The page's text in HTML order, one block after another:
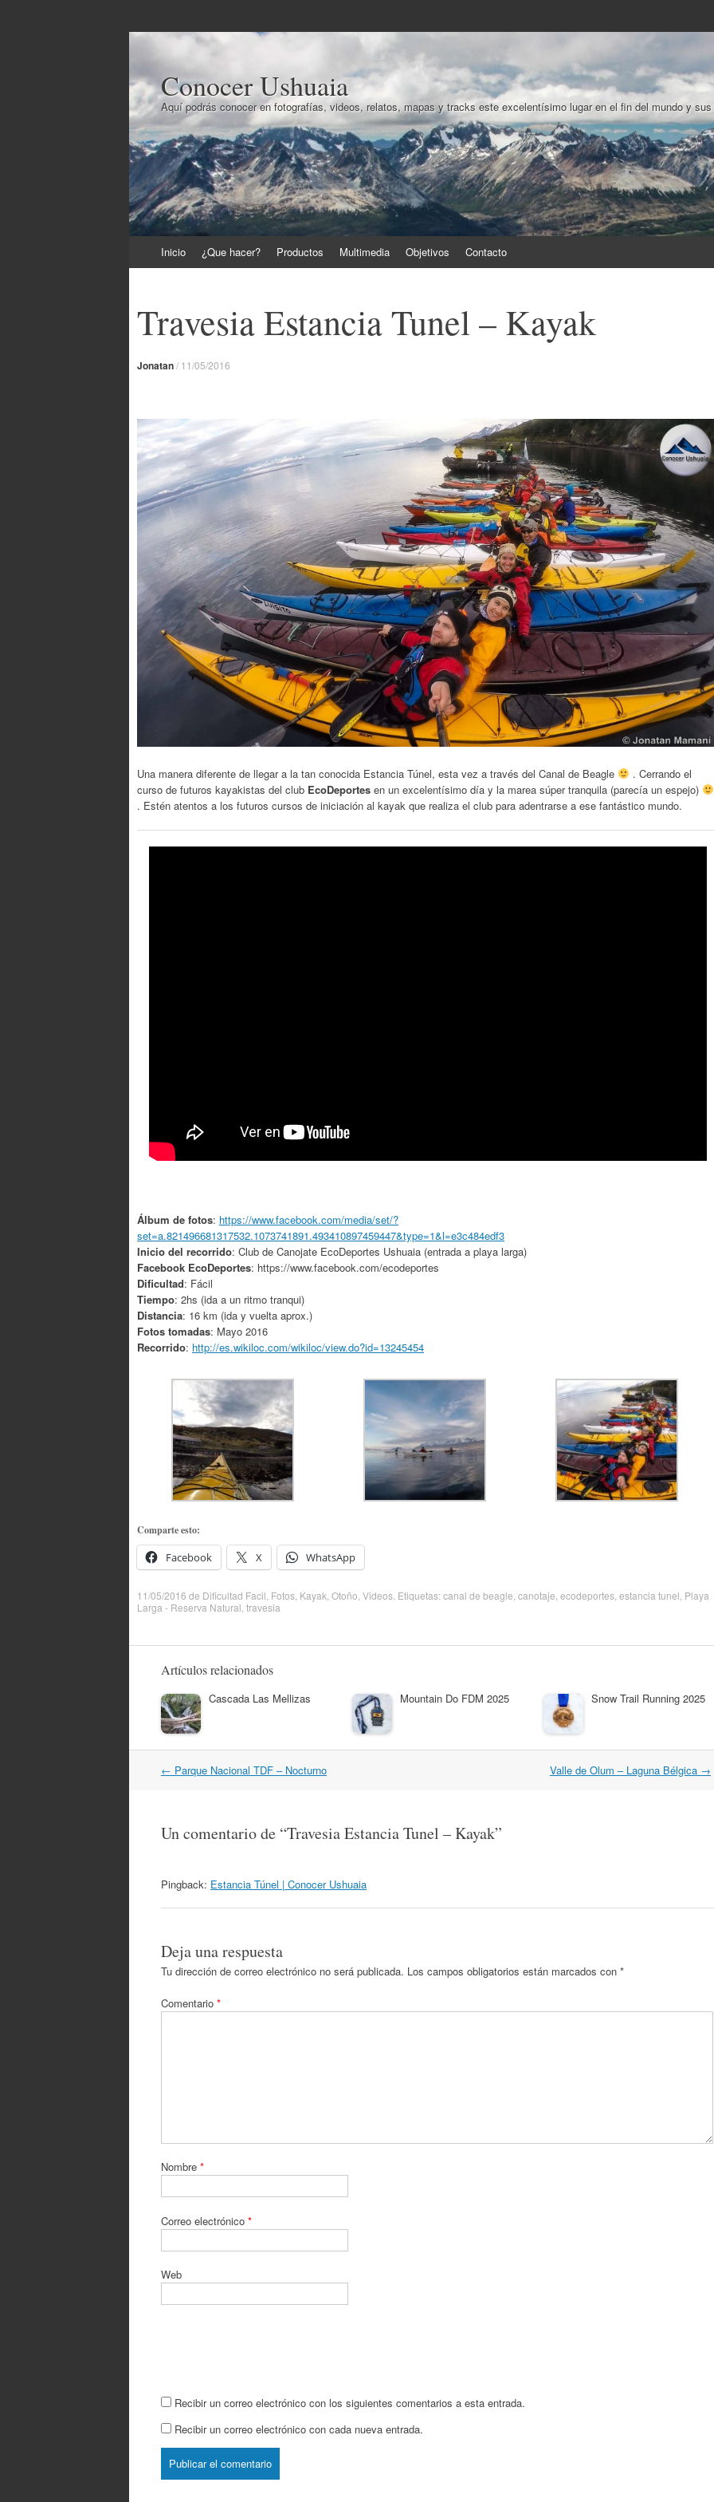
Conocer Ushuaia
Aquí podrás conocer en fotografías, videos, relatos, mapas y tracks este excelentísimo lugar en el fin del mundo y sus
al
Inicio ¿Que hacer? Productos Multimedia Objetivos Contacto
Travesia Estancia Tunel – Kayak
Jonatan/ 11/05/2016
Una manera diferente de llegar a la tan conocida Estancia Túnel, esta vez a través del Canal de Beagle
. Cerrando el
curso de futuros kayakistas del club EcoDeportes en un excelentísimo día y la marea súper tranquila (parecía un espejo)
. Estén atentos a los futuros cursos de iniciación al kayak que realiza el club para adentrarse a ese fantástico mundo.
Álbum de fotos: https://www.facebook.com/media/set/?
set=a.821496681317532.1073741891.493410897459447&type=1&l=e3c484edf3
Inicio del recorrido: Club de Canojate EcoDeportes Ushuaia (entrada a playa larga)
Facebook EcoDeportes: https://www.facebook.com/ecodeportes
Dificultad: Fácil
Tiempo: 2hs (ida a un ritmo tranqui)
Distancia: 16 km (ida y vuelta aprox.)
Fotos tomadas: Mayo 2016
Recorrido: http://es.wikiloc.com/wikiloc/view.do?id=13245454
Comparte esto:
Facebook X WhatsApp
11/05/2016 de Dificultad Facil Fotos Kayak Otoño Videos . Etiquetas:canal de beagle canotaje ecodeportes estancia tunel Playa
Larga - Reserva Natural travesia
Artículos relacionados
Cascada Las Mellizas Mountain Do FDM 2025 Snow Trail Running 2025
Navegación
← Parque Nacional TDF – Nocturno Valle de Olum – Laguna Bélgica →
Un comentario de “Travesia Estancia Tunel – Kayak”
Pingback: Estancia Túnel | Conocer Ushuaia
Deja una respuesta
Tu dirección de correo electrónico no será publicada. Los campos obligatorios están marcados con *
Comentario *
Nombre *
Correo electrónico *
Web
Recibir un correo electrónico con los siguientes comentarios a esta entrada.
Recibir un correo electrónico con cada nueva entrada.